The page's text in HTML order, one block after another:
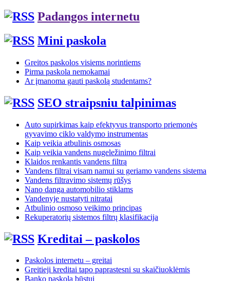
Padangos internetu
Mini paskola
Greitos paskolos visiems norintiems
Pirma paskola nemokamai
Ar įmanoma gauti paskolą studentams?
SEO straipsniu talpinimas
Auto supirkimas kaip efektyvus transporto priemonės
gyvavimo ciklo valdymo instrumentas
Kaip veikia atbulinis osmosas
Kaip veikia vandens nugeležinimo filtrai
Klaidos renkantis vandens filtrą
Vandens filtrai visam namui su geriamo vandens sistema
Vandens filtravimo sistemų rūšys
Nano danga automobilio stiklams
Vandenyje nustatyti nitratai
Atbulinio osmoso veikimo principas
Rekuperatorių sistemos filtrų klasifikacija
Kreditai – paskolos
Paskolos internetu – greitai
Greitieji kreditai tapo paprastesni su skaičiuoklėmis
Banko paskola būstui